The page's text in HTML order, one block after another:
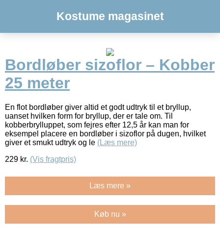
Kostume magasinet
Bordløber sizoflor – Kobber
25 meter
En flot bordløber giver altid et godt udtryk til et bryllup,
uanset hvilken form for bryllup, der er tale om. Til
kobberbrylluppet, som fejres efter 12,5 år kan man for
eksempel placere en bordløber i sizoflor på dugen, hvilket
giver et smukt udtryk og le (Læs mere)
229 kr. (Vis fragtpris)
Læs mere »
Køb nu »